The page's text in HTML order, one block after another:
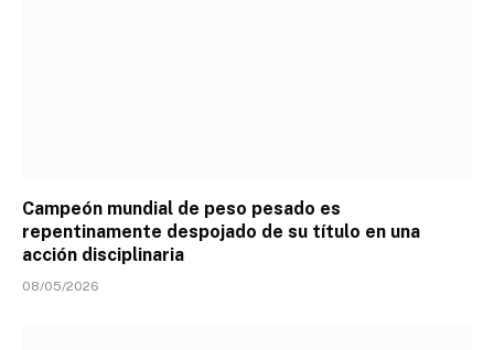
Campeón mundial de peso pesado es
repentinamente despojado de su título en una
acción disciplinaria
08/05/2026